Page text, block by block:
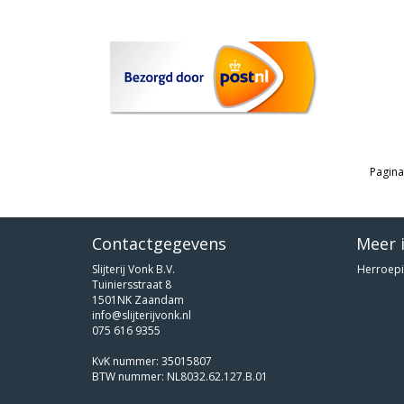
Contactgegevens
Slijterij Vonk B.V.
Tuiniersstraat 8
1501NK Zaandam
info@slijterijvonk.nl
075 616 9355
KvK nummer: 35015807
BTW nummer: NL8032.62.127.B.01
Meer